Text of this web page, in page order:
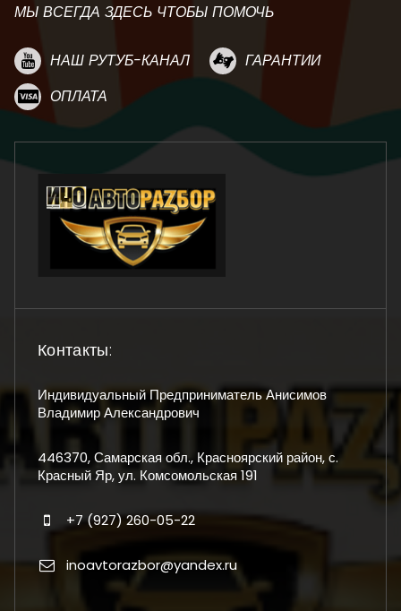
МЫ ВСЕГДА ЗДЕСЬ ЧТОБЫ ПОМОЧЬ
НАШ РУТУБ-КАНАЛ
ГАРАНТИИ
ОПЛАТА
Контакты:
Индивидуальный Предприниматель Анисимов
Владимир Александрович
446370, Самарская обл., Красноярский район, с.
Красный Яр, ул. Комсомольская 191
+7 (927) 260-05-22
inoavtorazbor@yandex.ru